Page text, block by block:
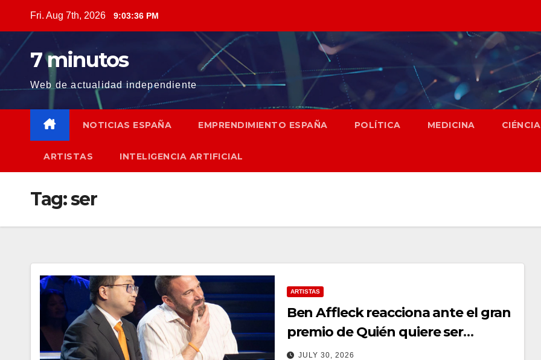
content
Fri. Aug 7th, 2026 9:03:37 PM
7 minutos
Web de actualidad independiente
NOTICIAS ESPAÑA EMPRENDIMIENTO ESPAÑA POLÍTICA MEDICINA CIÉNCIA
ARTISTAS INTELIGENCIA ARTIFICIAL
Tag:ser
ARTISTAS
Ben Affleck reacciona ante el gran
premio de Quién quiere ser
millonario
JULY 30, 2026